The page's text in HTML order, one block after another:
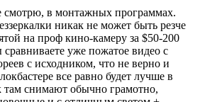
смотрю, в монтажных программах.
никак не может быть резче
на проф кино-камеру за $50-200
уже пожатое видео с
с исходником, что не верно и
все равно будет лучше в
там снимают обычно грамотно,